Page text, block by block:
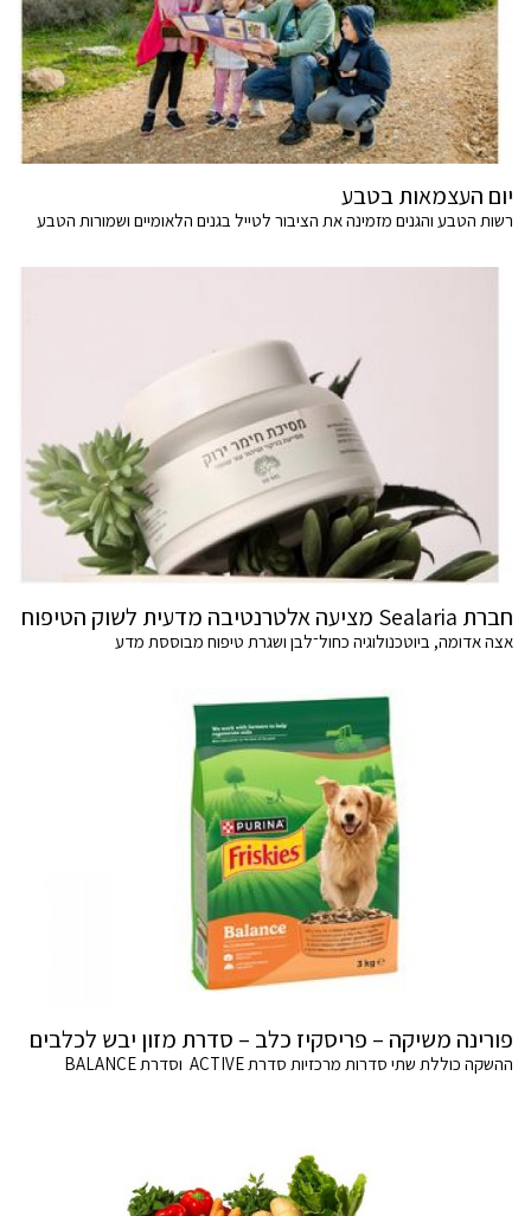
יום העצמאות בטבע
רשות הטבע והגנים מזמינה את הציבור לטייל בגנים הלאומיים ושמורות הטבע
חברת Sealaria מציעה אלטרנטיבה מדעית לשוק הטיפוח
אצה אדומה, ביוטכנולוגיה כחול־לבן ושגרת טיפוח מבוססת מדע
פורינה משיקה – פריסקיז כלב – סדרת מזון יבש לכלבים
ההשקה כוללת שתי סדרות מרכזיות סדרת ACTIVE וסדרת BALANCE